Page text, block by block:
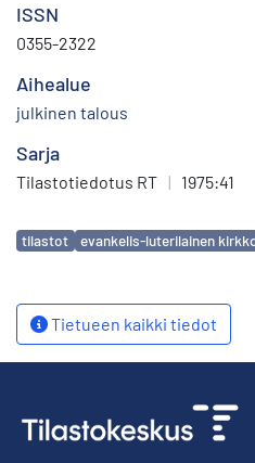
ISSN
0355-2322
Aihealue
julkinen talous
Sarja
Tilastotiedotus RT | 1975:41
Avainsanat
tilastot evankelis-luterilainen
Tietueen kaikki tiedot